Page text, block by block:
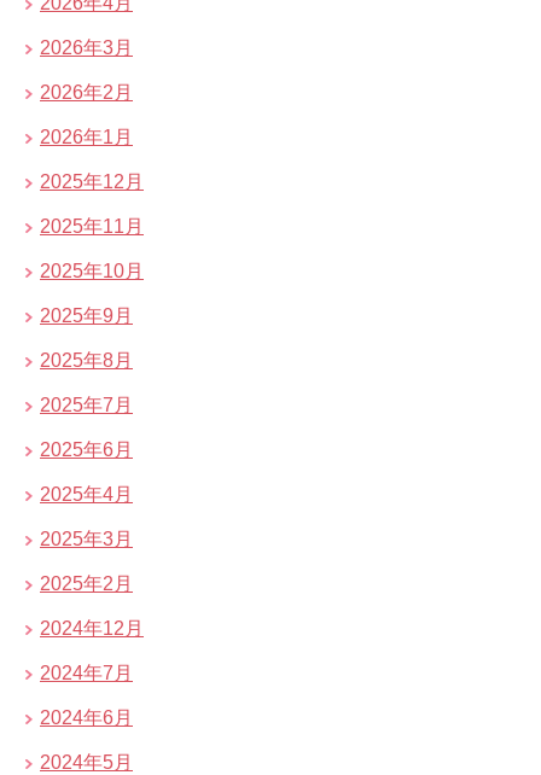
2026年3月
2026年2月
2026年1月
2025年12月
2025年11月
2025年10月
2025年9月
2025年8月
2025年7月
2025年6月
2025年4月
2025年3月
2025年2月
2024年12月
2024年7月
2024年6月
2024年5月